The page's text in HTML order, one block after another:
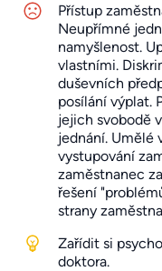
Přístup
Neupřímné
namyšlenost.
vlastními.
duševních
posílání výplat.
jejich svobodě
jednání. Umělé
vystupování
zaměstnanec
řešení
strany
Zařídit si
doktora.